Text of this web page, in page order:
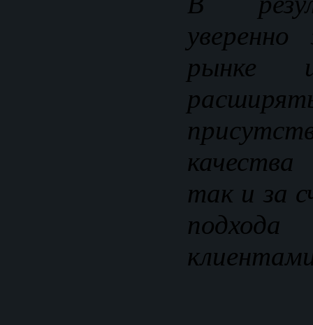
уверенно
рынке
так и за